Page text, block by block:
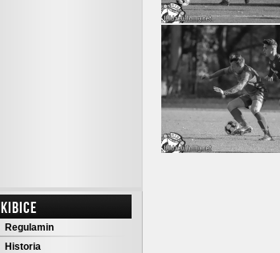
KIBICE
Regulamin
Historia